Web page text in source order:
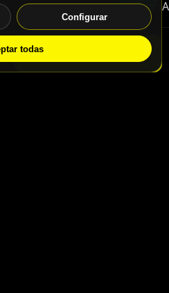
Configurar
todas